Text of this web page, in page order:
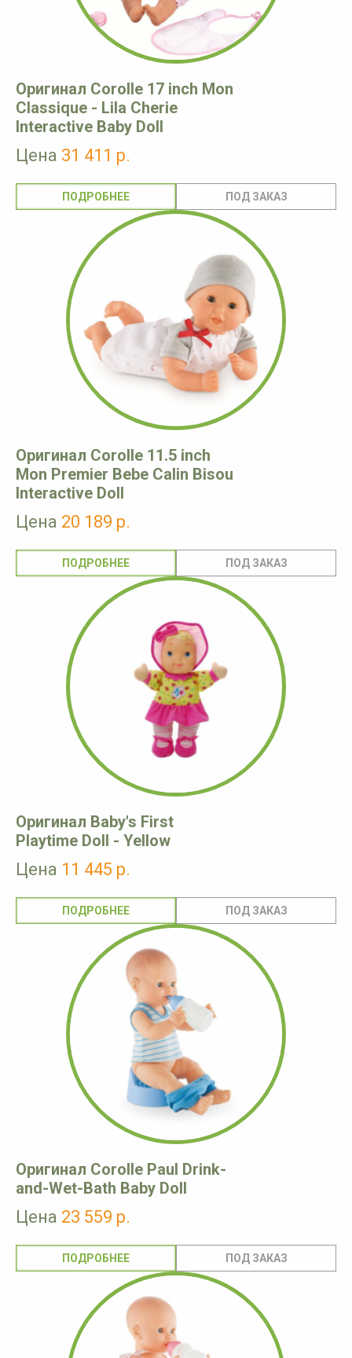
Оригинал Corolle 17 inch Mon
Classique - Lila Cherie
Interactive Baby Doll
Цена 31 411 р.
ПОДРОБНЕЕ
Оригинал Corolle 11.5 inch
Mon Premier Bebe Calin Bisou
Interactive Doll
Цена 20 189 р.
ПОДРОБНЕЕ
Оригинал Baby's First
Playtime Doll - Yellow
Цена 11 445 р.
ПОДРОБНЕЕ
Оригинал Corolle Paul Drink-
and-Wet-Bath Baby Doll
Цена 23 559 р.
ПОДРОБНЕЕ